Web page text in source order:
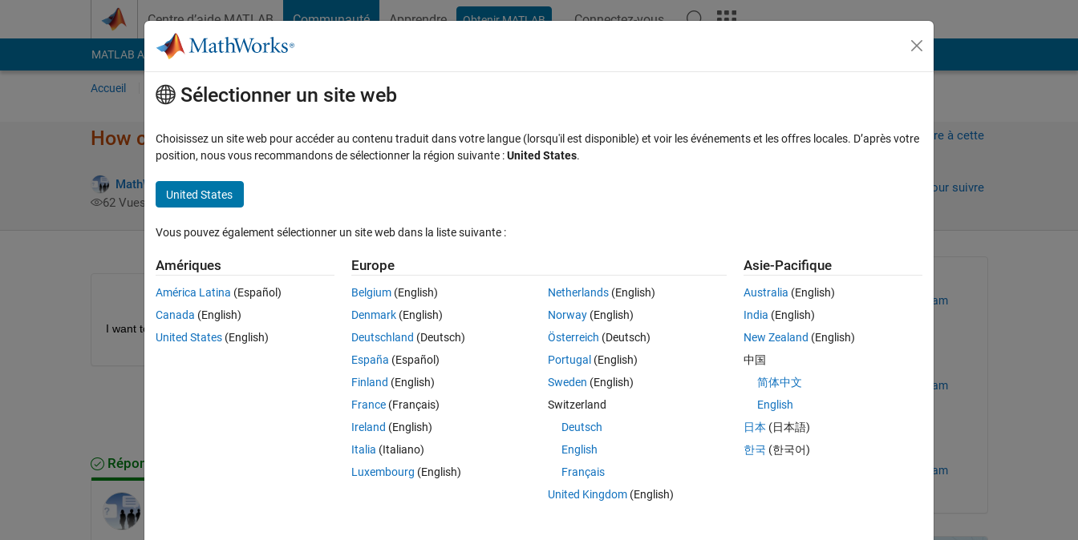
Centre d’aide MATLAB Communauté Apprendre Obtenir MATLAB Connectez-vous
MATLAB Answers File Exchange Cody
Accueil Poser une question Parcourir
How can I download and install a MATLAB Update manually?
MathWorks Support Team
62 Vues (30 jours)
Connectez-vous pour répondre à cette
Connectez-vous pour suivre
I want to download and install a specific MATLAB Update for a specific release. How can I do this?
Connectez-vous pour répondre à cette question.
PartagerConnectez-vous pour suivre l’activité
Réponse acceptée
0 votes
MathWorks Support Team
le 15 Avr 2019
MathWorks Support Team
le 14 Avr 2023
Acceptée :
MathWorks Support Team
Sélectionner un site web
Choisissez un site web pour accéder au contenu traduit dans votre langue (lorsqu'il est disponible) et voir les événements et les offres locales. D’après votre
position, nous vous recommandons de sélectionner la région suivante :United States.
United States
Vous pouvez également sélectionner un site web dans la liste suivante :
Amériques
América Latina (Español)
Canada (English)
United States (English)
Europe
Belgium (English)
Denmark (English)
Deutschland (Deutsch)
España (Español)
Finland (English)
France (Français)
Ireland (English)
Italia (Italiano)
Luxembourg (English)
Netherlands(English)
Norway(English)
Österreich (Deutsch)
Portugal (English)
Sweden (English)
Switzerland
Deutsch
English
Français
United Kingdom(English)
Asie-Pacifique
Australia (English)
India (English)
New Zealand (English)
中国
简体中文
English
日本 (日本語)
한국 (한국어)